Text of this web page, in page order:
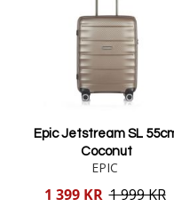
Epic Jetstream SL
Coconut
EPIC
Reducerat
1 399 KR 1 999 KR